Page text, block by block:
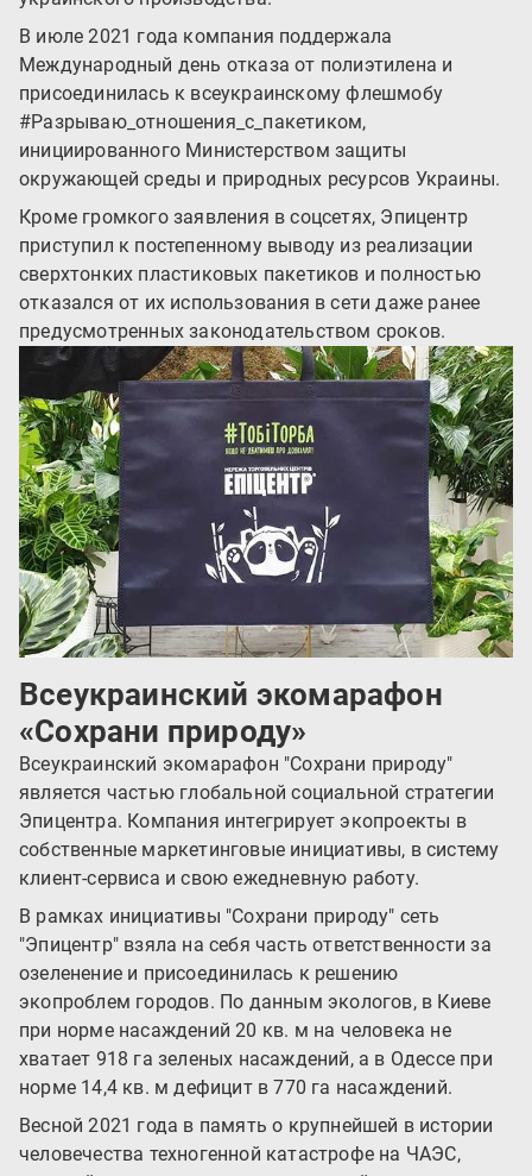
В июле 2021 года компания поддержала
Международный день отказа от полиэтилена и
присоединилась к всеукраинскому флешмобу
#Разрываю_отношения_с_пакетиком,
инициированного Министерством защиты
окружающей среды и природных ресурсов Украины.
Кроме громкого заявления в соцсетях, Эпицентр
приступил к постепенному выводу из реализации
сверхтонких пластиковых пакетиков и полностью
отказался от их использования в сети даже ранее
предусмотренных законодательством сроков.
Всеукраинский экомарафон
«Сохрани природу»
Всеукраинский экомарафон "Сохрани природу"
является частью глобальной социальной стратегии
Эпицентра. Компания интегрирует экопроекты в
собственные маркетинговые инициативы, в систему
клиент-сервиса и свою ежедневную работу.
В рамках инициативы "Сохрани природу" сеть
"Эпицентр" взяла на себя часть ответственности за
озеленение и присоединилась к решению
экопроблем городов. По данным экологов, в Киеве
при норме насаждений 20 кв. м на человека не
хватает 918 га зеленых насаждений, а в Одессе при
норме 14,4 кв. м дефицит в 770 га насаждений.
Весной 2021 года в память о крупнейшей в истории
человечества техногенной катастрофе на ЧАЭС,